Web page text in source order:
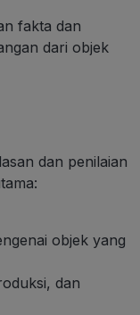
fakta dan
dari objek
dan penilaian
objek yang
dan